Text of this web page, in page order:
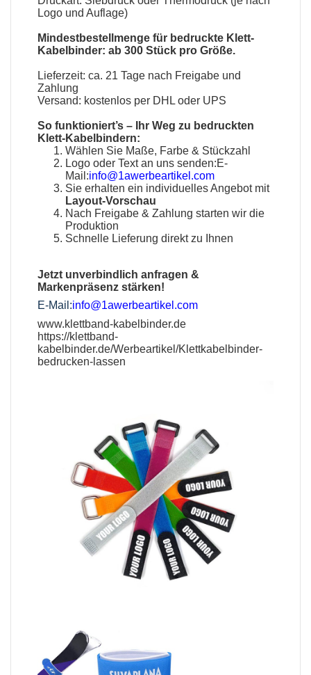
Logo und Auflage)
Mindestbestellmenge für bedruckte Klett-
Kabelbinder: ab 300 Stück pro Größe.
Lieferzeit: ca. 21 Tage nach Freigabe und
Zahlung
Versand: kostenlos per DHL oder UPS
So funktioniert’s – Ihr Weg zu bedruckten
Klett-Kabelbindern:
Wählen Sie Maße, Farbe & Stückzahl
Logo oder Text an uns senden:E-
Mail:info@1awerbeartikel.com
Sie erhalten ein individuelles Angebot mit
Layout-Vorschau
Nach Freigabe & Zahlung starten wir die
Produktion
Schnelle Lieferung direkt zu Ihnen
Jetzt unverbindlich anfragen &
Markenpräsenz stärken!
E-Mail:info@1awerbeartikel.com
www.klettband-kabelbinder.de
https://klettband-
kabelbinder.de/Werbeartikel/Klettkabelbinder-
bedrucken-lassen